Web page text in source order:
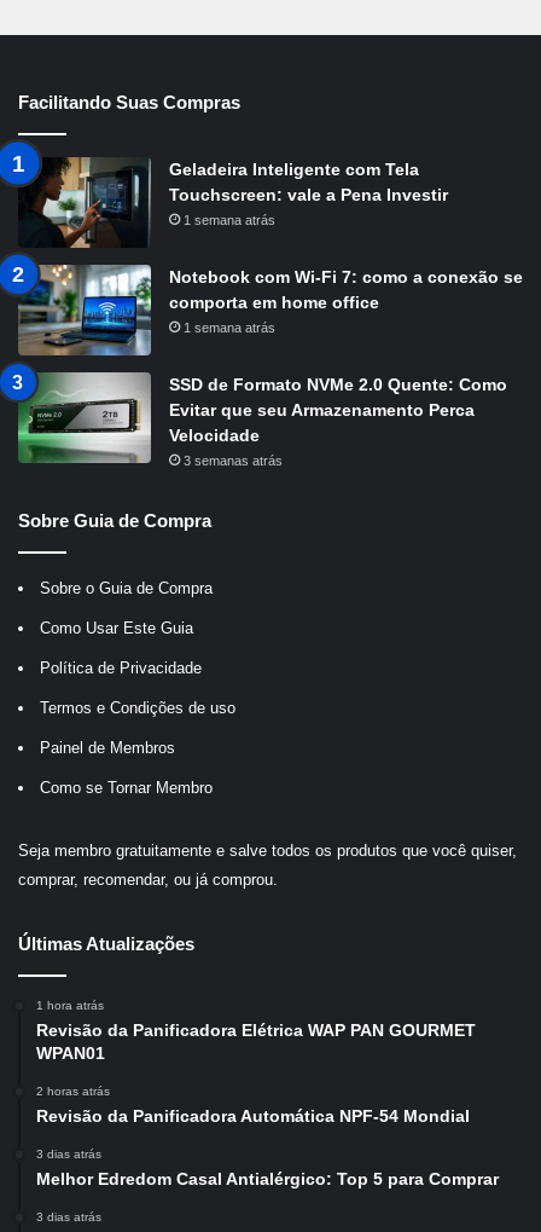
Facilitando Suas Compras
Geladeira Inteligente com Tela
Touchscreen: vale a Pena Investir
1 semana atrás
Notebook com Wi-Fi 7: como a conexão se
comporta em home office
1 semana atrás
SSD de Formato NVMe 2.0 Quente: Como
Evitar que seu Armazenamento Perca
Velocidade
3 semanas atrás
Sobre Guia de Compra
Sobre o Guia de Compra
Como Usar Este Guia
Política de Privacidade
Termos e Condições de uso
Painel de Membros
Como se Tornar Membro
Seja membro gratuitamente e salve todos os produtos que você quiser,
comprar, recomendar, ou já comprou.
Últimas Atualizações
1 hora atrás
Revisão da Panificadora Elétrica WAP PAN GOURMET
WPAN01
2 horas atrás
Revisão da Panificadora Automática NPF-54 Mondial
3 dias atrás
Melhor Edredom Casal Antialérgico: Top 5 para Comprar
3 dias atrás